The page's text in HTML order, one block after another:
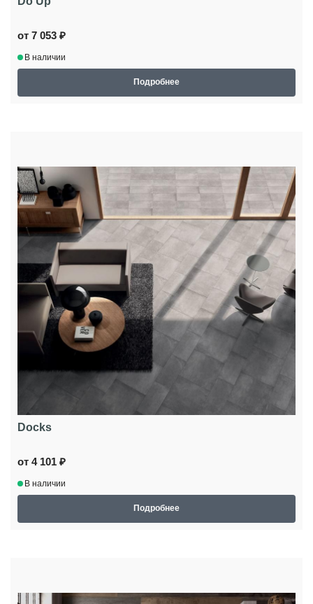
от 7 053 ₽
В наличии
Подробнее
Docks
от 4 101 ₽
В наличии
Подробнее